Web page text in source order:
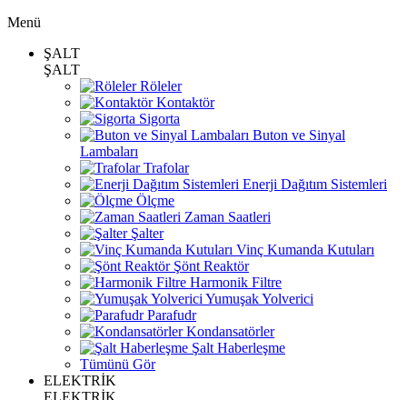
Menü
ŞALT
ŞALT
Röleler
Kontaktör
Sigorta
Buton ve Sinyal
Lambaları
Trafolar
Enerji Dağıtım Sistemleri
Ölçme
Zaman Saatleri
Şalter
Vinç Kumanda Kutuları
Şönt Reaktör
Harmonik Filtre
Yumuşak Yolverici
Parafudr
Kondansatörler
Şalt Haberleşme
Tümünü Gör
ELEKTRİK
ELEKTRİK